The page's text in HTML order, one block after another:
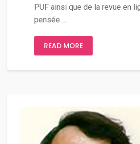
PUF ainsi que de la revue en
pensée …
READ MORE